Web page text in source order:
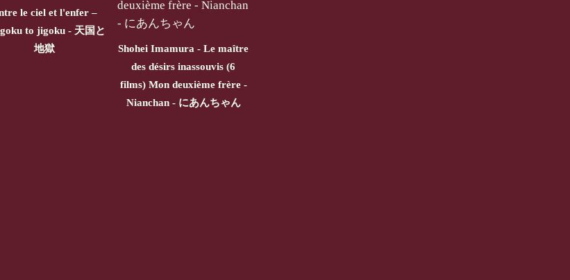
le ciel et l'enfer –
to jigoku - 天国と
地獄
Shohei Imamura - Le maître
des désirs inassouvis (6
films) Mon deuxième frère -
Nianchan - にあんちゃん